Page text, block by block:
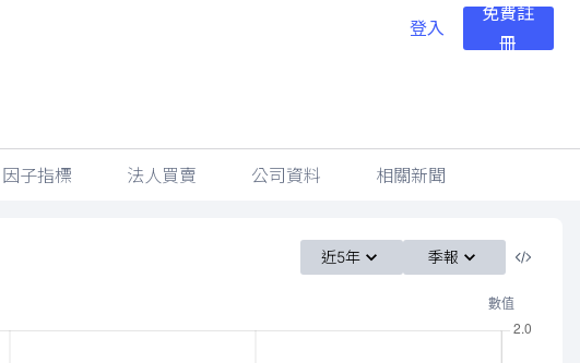
登入
免費註
冊
因子指標 法人買賣 公司資料 相關新聞
近5年 季報